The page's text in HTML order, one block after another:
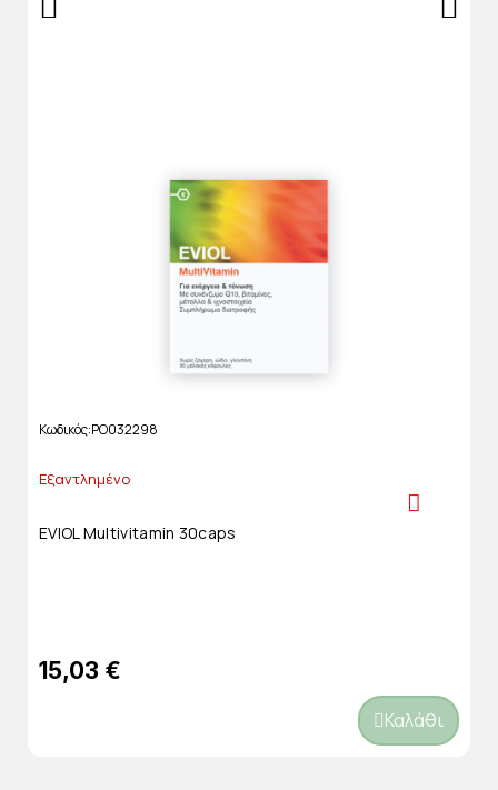
Κωδικός PO032298
Εξαντλημένο
EVIOL Multivitamin 30caps
15,03 €
Καλάθι